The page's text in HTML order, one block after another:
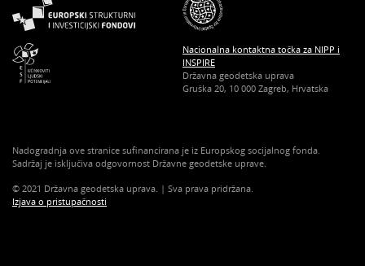
Nacionalna kontaktna točka za NIPP i
INSPIRE
Državna geodetska uprava
Gruška 20, 10 000 Zagreb, Hrvatska
Nadogradnja ove stranice sufinancirana je iz Europskog socijalnog fonda.
Sadržaj je isključiva odgovornost Državne geodetske uprave.
© 2021 Državna geodetska uprava. | Sva prava pridržana.
Izjava o pristupačnosti